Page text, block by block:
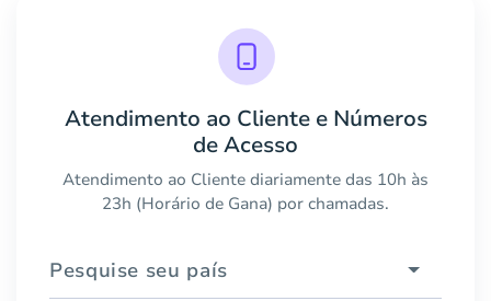
Atendimento ao Cliente e Números
de Acesso
Atendimento ao Cliente diariamente das 10h às
23h (Horário de Gana) por chamadas.
Pesquise seu país